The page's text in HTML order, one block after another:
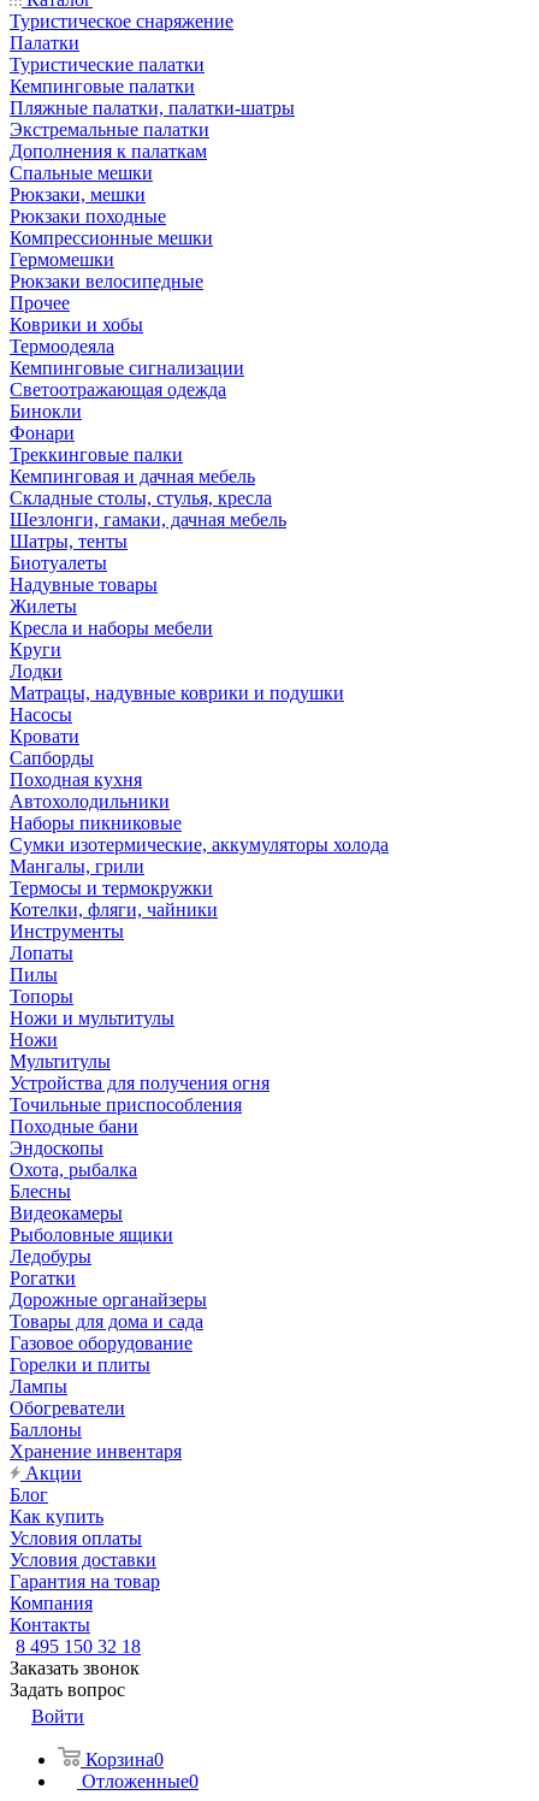
Туристическое снаряжение
Палатки
Туристические палатки
Кемпинговые палатки
Пляжные палатки, палатки-шатры
Экстремальные палатки
Дополнения к палаткам
Спальные мешки
Рюкзаки, мешки
Рюкзаки походные
Компрессионные мешки
Гермомешки
Рюкзаки велосипедные
Прочее
Коврики и хобы
Термоодеяла
Кемпинговые сигнализации
Светоотражающая одежда
Бинокли
Фонари
Треккинговые палки
Кемпинговая и дачная мебель
Складные столы, стулья, кресла
Шезлонги, гамаки, дачная мебель
Шатры, тенты
Биотуалеты
Надувные товары
Жилеты
Кресла и наборы мебели
Круги
Лодки
Матрацы, надувные коврики и подушки
Насосы
Кровати
Сапборды
Походная кухня
Автохолодильники
Наборы пикниковые
Сумки изотермические, аккумуляторы холода
Мангалы, грили
Термосы и термокружки
Котелки, фляги, чайники
Инструменты
Лопаты
Пилы
Топоры
Ножи и мультитулы
Ножи
Мультитулы
Устройства для получения огня
Точильные приспособления
Походные бани
Эндоскопы
Охота, рыбалка
Блесны
Видеокамеры
Рыболовные ящики
Ледобуры
Рогатки
Дорожные органайзеры
Товары для дома и сада
Газовое оборудование
Горелки и плиты
Лампы
Обогреватели
Баллоны
Хранение инвентаря
Акции
Блог
Как купить
Условия оплаты
Условия доставки
Гарантия на товар
Компания
Контакты
8 495 150 32 18
Заказать звонок
Задать вопрос
Войти
Корзина0
Отложенные0